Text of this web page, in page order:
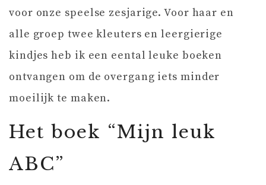
voor onze speelse zesjarige. Voor haar en
alle groep twee kleuters en leergierige
kindjes heb ik een eental leuke boeken
ontvangen om de overgang iets minder
moeilijk te maken.
Het boek “Mijn leuk
ABC”